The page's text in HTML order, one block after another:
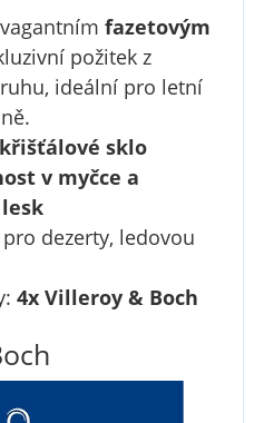
fazetovým
požitek z
ideální pro letní
sklo
v myčce a
dezerty, ledovou
4x Villeroy & Boch